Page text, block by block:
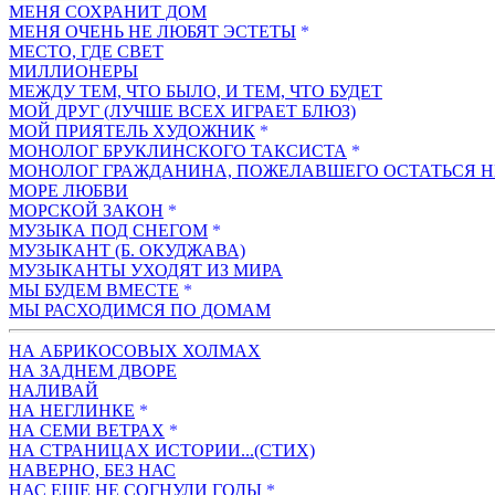
МЕНЯ СОХРАНИТ ДОМ
МЕНЯ ОЧЕНЬ НЕ ЛЮБЯТ ЭСТЕТЫ *
МЕСТО, ГДЕ СВЕТ
МИЛЛИОНЕРЫ
МЕЖДУ ТЕМ, ЧТО БЫЛО, И ТЕМ, ЧТО БУДЕТ
МОЙ ДРУГ (ЛУЧШЕ ВСЕХ ИГРАЕТ БЛЮЗ)
МОЙ ПРИЯТЕЛЬ ХУДОЖНИК *
МОНОЛОГ БРУКЛИНСКОГО ТАКСИСТА *
МОНОЛОГ ГРАЖДАНИНА, ПОЖЕЛАВШЕГО ОСТАТЬСЯ
МОРЕ ЛЮБВИ
МОРСКОЙ ЗАКОН *
МУЗЫКА ПОД СНЕГОМ *
МУЗЫКАНТ (Б. ОКУДЖАВА)
МУЗЫКАНТЫ УХОДЯТ ИЗ МИРА
МЫ БУДЕМ ВМЕСТЕ *
МЫ РАСХОДИМСЯ ПО ДОМАМ
НА АБРИКОСОВЫХ ХОЛМАХ
НА ЗАДНЕМ ДВОРЕ
НАЛИВАЙ
НА НЕГЛИНКЕ *
НА СЕМИ ВЕТРАХ *
НА СТРАНИЦАХ ИСТОРИИ...(СТИХ)
НАВЕРНО, БЕЗ НАС
НАС ЕЩЕ НЕ СОГНУЛИ ГОДЫ *